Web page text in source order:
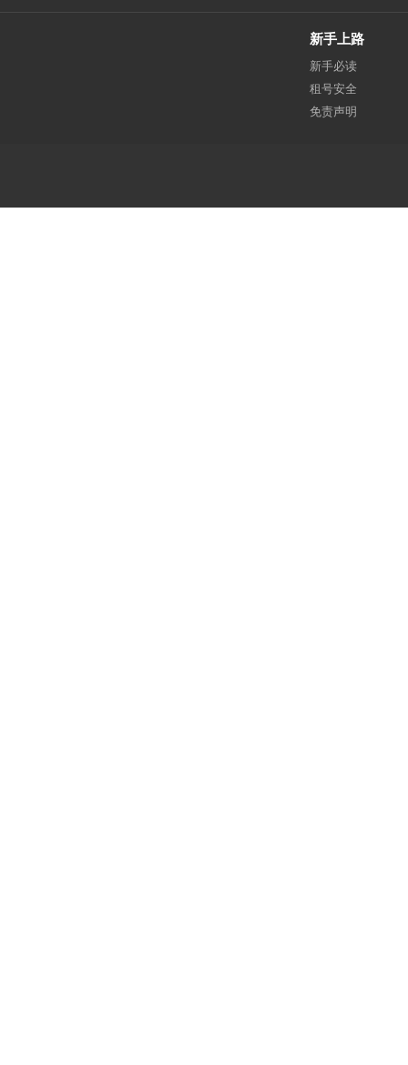
新手上路
新手必读
租号安全
免责声明